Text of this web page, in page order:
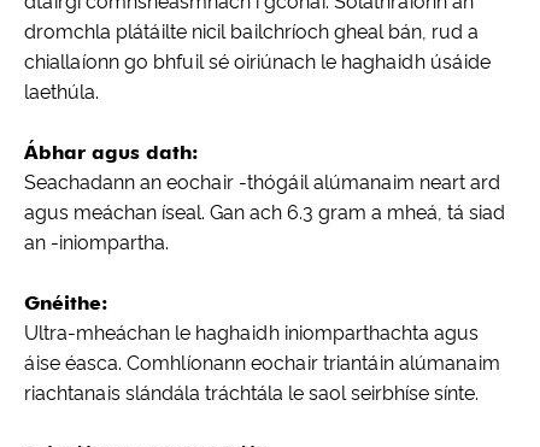
dromchla plátáilte nicil bailchríoch gheal bán, rud a
chiallaíonn go bhfuil sé oiriúnach le haghaidh úsáide
laethúla.
Ábhar agus dath:
Seachadann an eochair -thógáil alúmanaim neart ard
agus meáchan íseal. Gan ach 6.3 gram a mheá, tá siad
an -iniompartha.
Gnéithe:
Ultra-mheáchan le haghaidh iniomparthachta agus
áise éasca. Comhlíonann eochair triantáin alúmanaim
riachtanais slándála tráchtála le saol seirbhíse sínte.